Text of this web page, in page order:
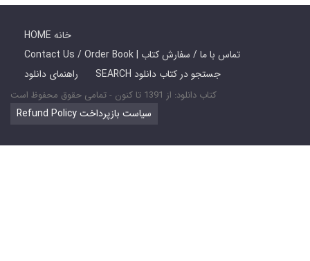
HOME خانه
Contact Us / Order Book | تماس با ما / سفارش کتاب
راهنمای دانلود
SEARCH جستجو در کتاب دانلود
کتاب دانلود: از 1391 تا کنون - تمامی حقوق محفوظ است
Refund Policy سیاست بازپرداخت